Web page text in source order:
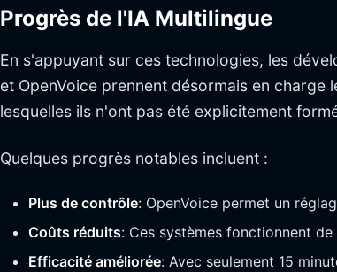
Progrès de l'IA Multilingue
En s'appuyant sur ces technologies, les
et OpenVoice prennent désormais en
lesquelles ils n'ont pas été explicitement
Quelques progrès notables incluent :
Plus de contrôle: OpenVoice permet un
Coûts réduits: Ces systèmes fonctionnent
Efficacité améliorée: Avec seulement 15